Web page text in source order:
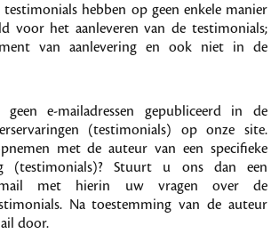
testimonials hebben op geen enkele manier
voor het aanleveren van de testimonials;
van aanlevering en ook niet in de
e-mailadressen gepubliceerd in de
(testimonials) op onze site.
met de auteur van een specifieke
(testimonials)? Stuurt u ons dan een
met hierin uw vragen over de
Na toestemming van de auteur
door.